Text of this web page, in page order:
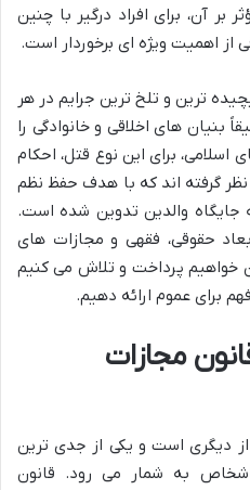
بر آن، برای افراد درگیر با چنین
از اهمیت ویژه ای برخوردار است.
ترین و تلخ ترین جرایم در هر
های اخلاقی و خانوادگی را
اسلامی، برای این نوع قتل، احکام
گرفته اند که با هدف حفظ نظم
جایگاه والدین تدوین شده است.
حقوقی، فقهی و مجازات های
خواهیم پرداخت و تلاش می کنیم
برای عموم ارائه دهیم.
مجازات
دیگری است و یکی از جدی ترین
به شمار می رود. قانون